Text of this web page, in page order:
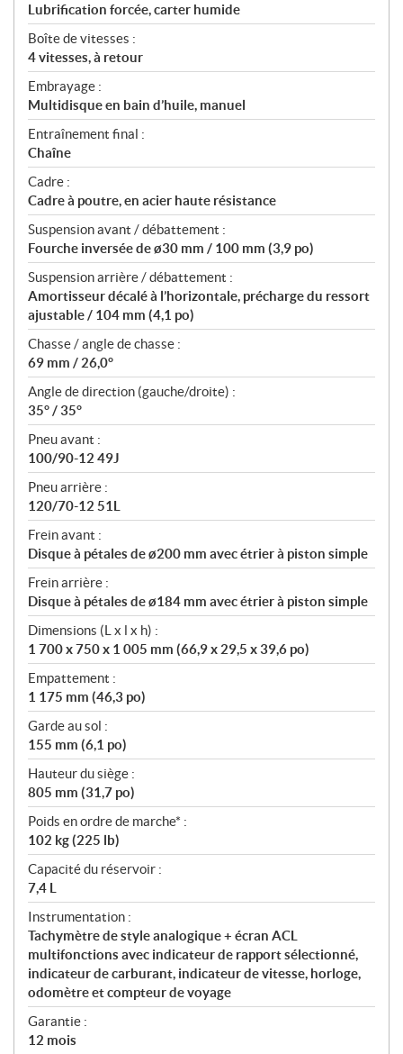
Lubrification forcée, carter humide
Boîte de vitesses :
4 vitesses, à retour
Embrayage :
Multidisque en bain d’huile, manuel
Entraînement final :
Chaîne
Cadre :
Cadre à poutre, en acier haute résistance
Suspension avant / débattement :
Fourche inversée de ø30 mm / 100 mm (3,9 po)
Suspension arrière / débattement :
Amortisseur décalé à l’horizontale, précharge du ressort
ajustable / 104 mm (4,1 po)
Chasse / angle de chasse :
69 mm / 26,0°
Angle de direction (gauche/droite) :
35° / 35°
Pneu avant :
100/90-12 49J
Pneu arrière :
120/70-12 51L
Frein avant :
Disque à pétales de ø200 mm avec étrier à piston simple
Frein arrière :
Disque à pétales de ø184 mm avec étrier à piston simple
Dimensions (L x l x h) :
1 700 x 750 x 1 005 mm (66,9 x 29,5 x 39,6 po)
Empattement :
1 175 mm (46,3 po)
Garde au sol :
155 mm (6,1 po)
Hauteur du siège :
805 mm (31,7 po)
Poids en ordre de marche* :
102 kg (225 lb)
Capacité du réservoir :
7,4 L
Instrumentation :
Tachymètre de style analogique + écran ACL
multifonctions avec indicateur de rapport sélectionné,
indicateur de carburant, indicateur de vitesse, horloge,
odomètre et compteur de voyage
Garantie :
12 mois